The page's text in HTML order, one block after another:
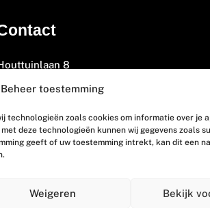
Beheer toestemming
technologieën zoals cookies om informatie over je
deze technologieën kunnen wij gegevens zoals
geeft of uw toestemming intrekt, kan dit een
Weigeren Bekijk
8
3447 GM Woerden
(0348) 405 200
disclaimer en copyright